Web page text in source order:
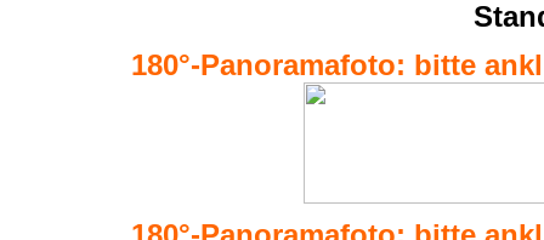
180°-Panoramafoto: bitte